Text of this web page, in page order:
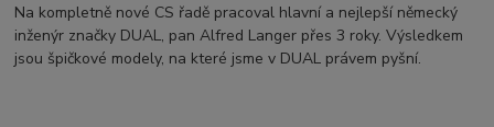
Na kompletně nové CS řadě pracoval hlavní a nejlepší německý
inženýr značky DUAL, pan Alfred Langer přes 3 roky. Výsledkem
jsou špičkové modely, na které jsme v DUAL právem pyšní.